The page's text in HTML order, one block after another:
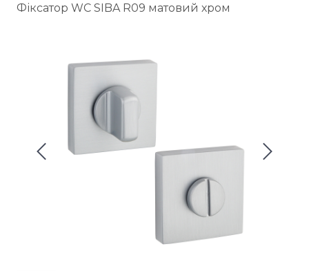
Фіксатор WC SIBA R09 матовий хром